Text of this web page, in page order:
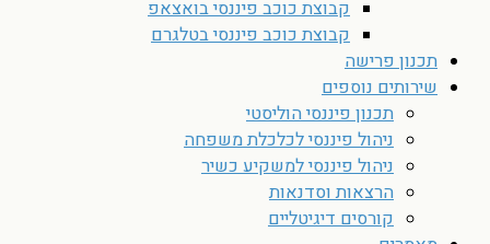
קבוצת כוכב פיננסי בואצאפ
קבוצת כוכב פיננסי בטלגרם
תכנון פרישה
שירותים נוספים
תכנון פיננסי הוליסטי
ניהול פיננסי לכלכלת משפחה
ניהול פיננסי למשקיע כשיר
הרצאות וסדנאות
קורסים דיגיטליים